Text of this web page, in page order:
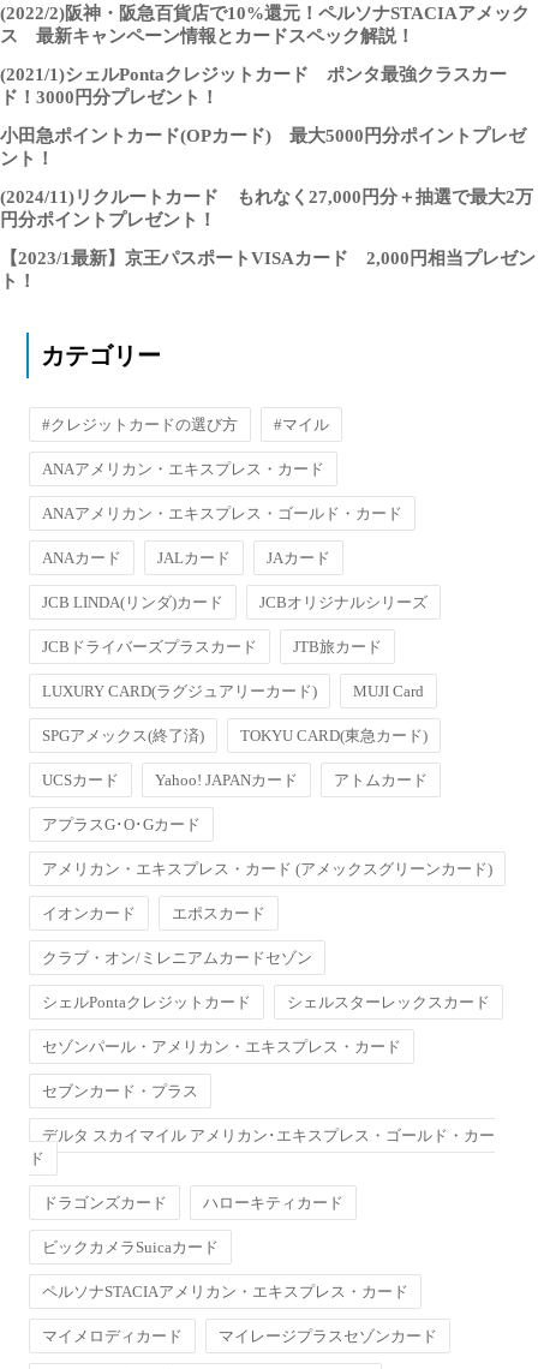
(2022/2)阪神・阪急百貨店で10%還元！ペルソナSTACIAアメック
ス 最新キャンペーン情報とカードスペック解説！
(2021/1)シェルPontaクレジットカード ポンタ最強クラスカー
ド！3000円分プレゼント！
小田急ポイントカード(OPカード) 最大5000円分ポイントプレゼ
ント！
(2024/11)リクルートカード もれなく27,000円分＋抽選で最大2万
円分ポイントプレゼント！
【2023/1最新】京王パスポートVISAカード 2,000円相当プレゼン
ト！
カテゴリー
#クレジットカードの選び方 #マイル
ANAアメリカン・エキスプレス・カード
ANAアメリカン・エキスプレス・ゴールド・カード
ANAカード JALカード JAカード
JCB LINDA(リンダ)カード JCBオリジナルシリーズ
JCBドライバーズプラスカード JTB旅カード
LUXURY CARD(ラグジュアリーカード) MUJI Card
SPGアメックス(終了済) TOKYU CARD(東急カード)
UCSカード Yahoo! JAPANカード アトムカード
アプラスG･O･Gカード
アメリカン・エキスプレス・カード (アメックスグリーンカード)
イオンカード エポスカード
クラブ・オン/ミレニアムカードセゾン
シェルPontaクレジットカード シェルスターレックスカード
セゾンパール・アメリカン・エキスプレス・カード
セブンカード・プラス
デルタ スカイマイル アメリカン･エキスプレス・ゴールド・カー
ド
ドラゴンズカード ハローキティカード
ビックカメラSuicaカード
ペルソナSTACIAアメリカン・エキスプレス・カード
マイメロディカード マイレージプラスセゾンカード